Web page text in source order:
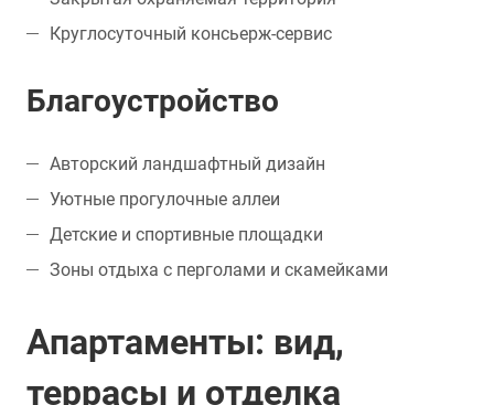
Круглосуточный консьерж-сервис
Благоустройство
Авторский ландшафтный дизайн
Уютные прогулочные аллеи
Детские и спортивные площадки
Зоны отдыха с перголами и скамейками
Апартаменты: вид,
террасы и отделка